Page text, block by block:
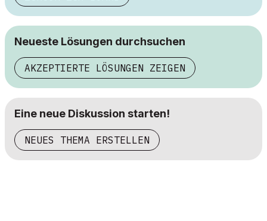
Neueste Lösungen durchsuchen
AKZEPTIERTE LÖSUNGEN ZEIGEN
Eine neue Diskussion starten!
NEUES THEMA ERSTELLEN